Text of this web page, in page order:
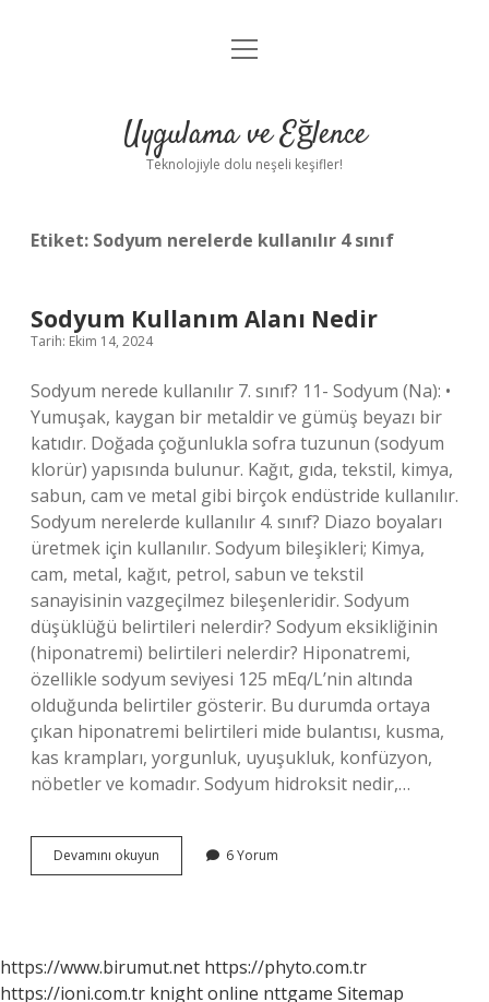
Anasayfa
Yasal Uyarı
menüyü
Uygulama ve Eğlence
Teknolojiyle dolu neşeli keşifler!
Etiket: Sodyum nerelerde kullanılır 4 sınıf
Sodyum Kullanım Alanı Nedir
Tarih: Ekim 14, 2024
Sodyum nerede kullanılır 7. sınıf? 11- Sodyum (Na): •
Yumuşak, kaygan bir metaldir ve gümüş beyazı bir
katıdır. Doğada çoğunlukla sofra tuzunun (sodyum
klorür) yapısında bulunur. Kağıt, gıda, tekstil, kimya,
sabun, cam ve metal gibi birçok endüstride kullanılır.
Sodyum nerelerde kullanılır 4. sınıf? Diazo boyaları
üretmek için kullanılır. Sodyum bileşikleri; Kimya,
cam, metal, kağıt, petrol, sabun ve tekstil
sanayisinin vazgeçilmez bileşenleridir. Sodyum
düşüklüğü belirtileri nelerdir? Sodyum eksikliğinin
(hiponatremi) belirtileri nelerdir? Hiponatremi,
özellikle sodyum seviyesi 125 mEq/L’nin altında
olduğunda belirtiler gösterir. Bu durumda ortaya
çıkan hiponatremi belirtileri mide bulantısı, kusma,
kas krampları, yorgunluk, uyuşukluk, konfüzyon,
nöbetler ve komadır. Sodyum hidroksit nedir,…
Devamını okuyun Sodyum
Kullanım
6 Yorum
https://www.birumut.net https://phyto.com.tr
https://ioni.com.tr knight online nttgame Sitemap